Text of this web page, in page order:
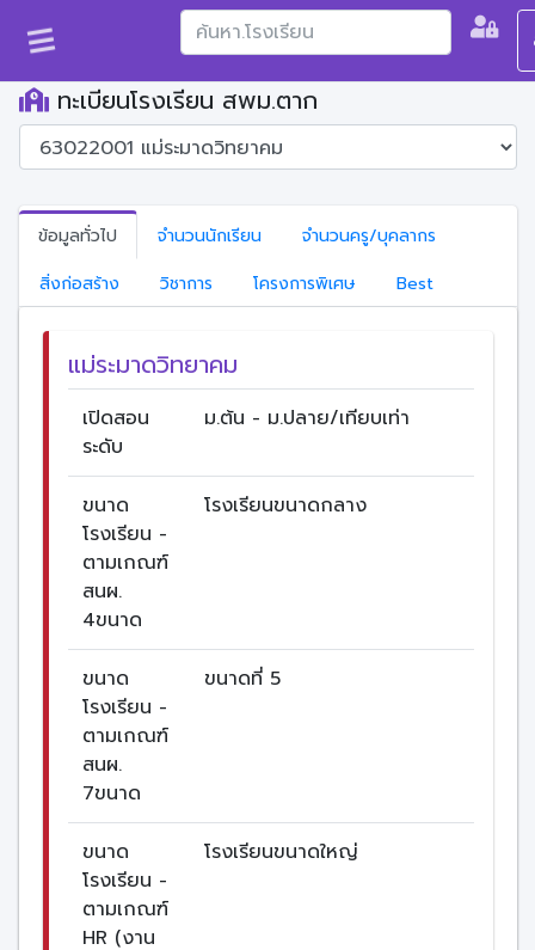
ทะเบียนโรงเรียน สพม.ตาก
ข้อมูลทั่วไป จำนวนนักเรียน
จำนวนครู/บุคลากร
สิ่งก่อสร้าง
วิชาการ โครงการพิเศษ Best
แม่ระมาดวิทยาคม
เปิดสอน
ระดับ
ม.ต้น - ม.ปลาย/เทียบเท่า
ขนาด
โรงเรียน -
ตามเกณฑ์
สนผ.
4ขนาด
โรงเรียนขนาดกลาง
ขนาด
โรงเรียน -
ตามเกณฑ์
สนผ.
7ขนาด
ขนาดที่ 5
ขนาด
โรงเรียน -
ตามเกณฑ์
HR (งาน
โรงเรียนขนาดใหญ่